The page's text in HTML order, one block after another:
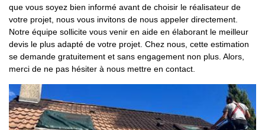
que vous soyez bien informé avant de choisir le réalisateur de
votre projet, nous vous invitons de nous appeler directement.
Notre équipe sollicite vous venir en aide en élaborant le meilleur
devis le plus adapté de votre projet. Chez nous, cette estimation
se demande gratuitement et sans engagement non plus. Alors,
merci de ne pas hésiter à nous mettre en contact.